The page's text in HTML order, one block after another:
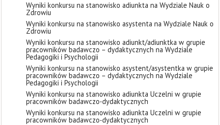
Wyniki konkursu na stanowisko adiunkta na Wydziale Nauk o
Zdrowiu
Wyniki konkursu na stanowisko asystenta na Wydziale Nauk o
Zdrowiu
Wyniki konkursu na stanowisko adiunkt/adiunktka w grupie
pracowników badawczo – dydaktycznych na Wydziale
Pedagogiki i Psychologii
Wyniki konkursu na stanowisko asystent/asystentka w grupie
pracowników badawczo – dydaktycznych na Wydziale
Pedagogiki i Psychologii
Wyniki konkursu na stanowisko adiunkta Uczelni w grupie
pracowników badawczo-dydaktycznych
Wyniki konkursu na stanowisko adiunkta Uczelni w grupie
pracowników badawczo-dydaktycznych